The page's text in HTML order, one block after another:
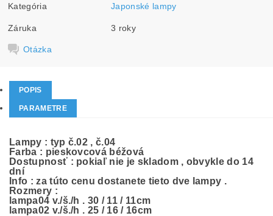
Kategória Japonské lampy
Záruka 3 roky
Otázka
POPIS
PARAMETRE
Lampy : typ č.02 , č.04
Farba : pieskovcová béžová
Dostupnosť : pokiaľ nie je skladom , obvykle do 14
dní
Info : za túto cenu dostanete tieto dve lampy .
Rozmery :
lampa04 v./š./h . 30 / 11 / 11cm
lampa02 v./š./h . 25 / 16 / 16cm